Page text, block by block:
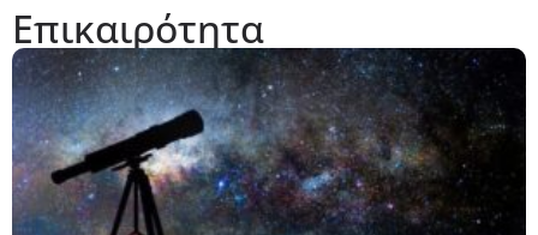
Επικαιρότητα